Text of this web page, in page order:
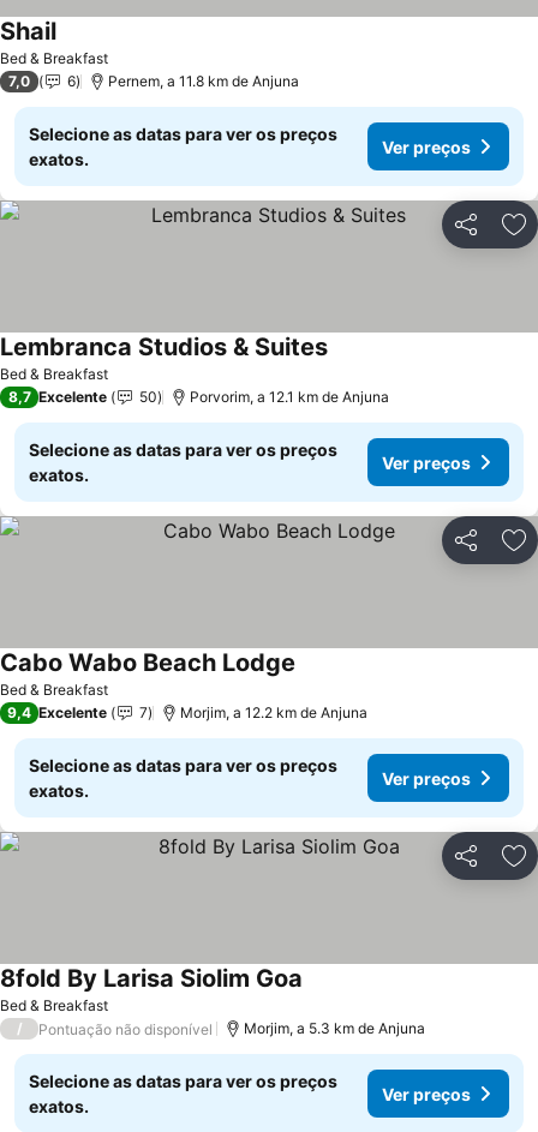
Bed & Breakfast
ShailVer preços
7,0 6 Pernem, a 11.8 km de Anjuna
Selecione as datas para ver os preços
exatos.
Ver preços
Partilhar
Bed & Breakfast
Lembranca Studios & SuitesVer preços
8,7 Excelente 50 Porvorim, a 12.1 km de Anjuna
Selecione as datas para ver os preços
exatos.
Ver preços
Partilhar
Bed & Breakfast
Cabo Wabo Beach Lodge
9,4 Excelente 7 Morjim, a 12.2 km de Anjuna
Selecione as datas para ver os preços
exatos.
Ver preços
Partilhar
Bed & Breakfast
8fold By Larisa Siolim Goa
/ Pontuação não disponível Morjim, a 5.3 km de Anjuna
Selecione as datas para ver os preços
exatos.
Ver preços